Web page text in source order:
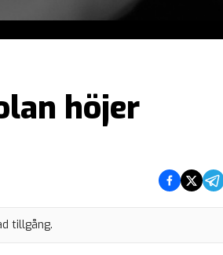
höjer
Dela på
Dela
tillgång.